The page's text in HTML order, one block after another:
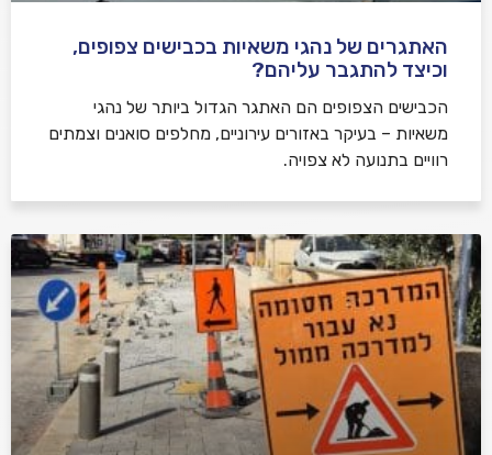
האתגרים של נהגי משאיות בכבישים צפופים,
וכיצד להתגבר עליהם?
הכבישים הצפופים הם האתגר הגדול ביותר של נהגי
משאיות – בעיקר באזורים עירוניים, מחלפים סואנים וצמתים
רוויים בתנועה לא צפויה.